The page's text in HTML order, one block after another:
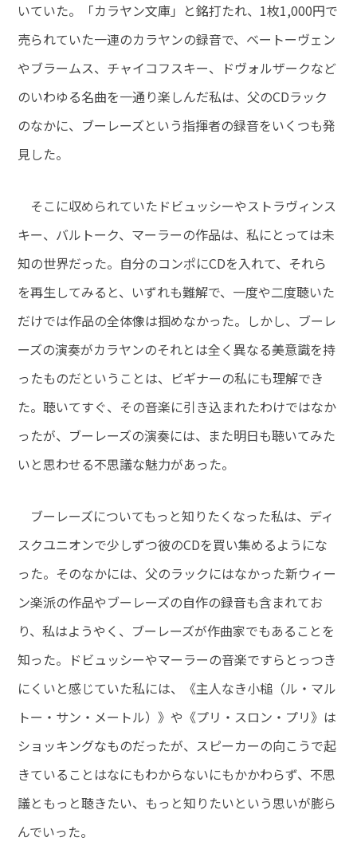
いていた。「カラヤン文庫」と銘打たれ、1枚1,000円で
売られていた一連のカラヤンの録音で、ベートーヴェン
やブラームス、チャイコフスキー、ドヴォルザークなど
のいわゆる名曲を一通り楽しんだ私は、父のCDラック
のなかに、ブーレーズという指揮者の録音をいくつも発
見した。
そこに収められていたドビュッシーやストラヴィンス
キー、バルトーク、マーラーの作品は、私にとっては未
知の世界だった。自分のコンポにCDを入れて、それら
を再生してみると、いずれも難解で、一度や二度聴いた
だけでは作品の全体像は掴めなかった。しかし、ブーレ
ーズの演奏がカラヤンのそれとは全く異なる美意識を持
ったものだということは、ビギナーの私にも理解でき
た。聴いてすぐ、その音楽に引き込まれたわけではなか
ったが、ブーレーズの演奏には、また明日も聴いてみた
いと思わせる不思議な魅力があった。
ブーレーズについてもっと知りたくなった私は、ディ
スクユニオンで少しずつ彼のCDを買い集めるようにな
った。そのなかには、父のラックにはなかった新ウィー
ン楽派の作品やブーレーズの自作の録音も含まれてお
り、私はようやく、ブーレーズが作曲家でもあることを
知った。ドビュッシーやマーラーの音楽ですらとっつき
にくいと感じていた私には、《主人なき小槌（ル・マル
トー・サン・メートル）》や《プリ・スロン・プリ》は
ショッキングなものだったが、スピーカーの向こうで起
きていることはなにもわからないにもかかわらず、不思
議ともっと聴きたい、もっと知りたいという思いが膨ら
んでいった。